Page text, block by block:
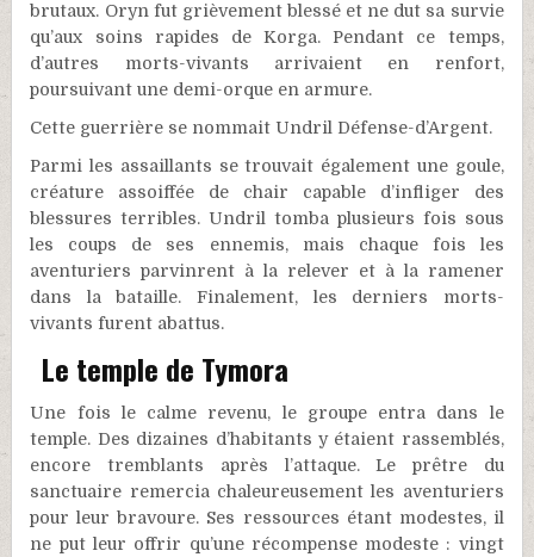
brutaux. Oryn fut grièvement blessé et ne dut sa survie
qu’aux soins rapides de Korga. Pendant ce temps,
d’autres morts-vivants arrivaient en renfort,
poursuivant une demi-orque en armure.
Cette guerrière se nommait Undril Défense-d’Argent.
Parmi les assaillants se trouvait également une goule,
créature assoiffée de chair capable d’infliger des
blessures terribles. Undril tomba plusieurs fois sous
les coups de ses ennemis, mais chaque fois les
aventuriers parvinrent à la relever et à la ramener
dans la bataille. Finalement, les derniers morts-
vivants furent abattus.
Le temple de Tymora
Une fois le calme revenu, le groupe entra dans le
temple. Des dizaines d’habitants y étaient rassemblés,
encore tremblants après l’attaque. Le prêtre du
sanctuaire remercia chaleureusement les aventuriers
pour leur bravoure. Ses ressources étant modestes, il
ne put leur offrir qu’une récompense modeste : vingt